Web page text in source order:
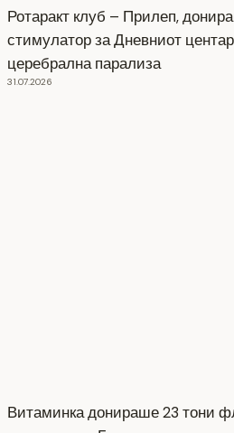
Ротаракт клуб – Прилеп,
стимулатор за Дневниот
церебрална парализа
31.07.2026
Витаминка донираше 23 тони